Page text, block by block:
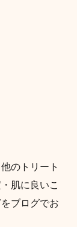
のトリート
肌に良いこ
ブログでお